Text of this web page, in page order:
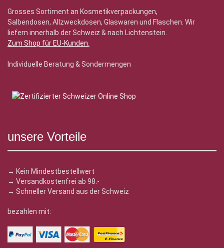
Grosses Sortiment an Kosmetikverpackungen,
Salbendosen, Allzweckdosen, Glaswaren und Flaschen. Wir
liefern innerhalb der Schweiz & nach Lichtenstein.
Zum Shop für EU-Kunden.
Individuelle Beratung & Sondermengen
unsere Vorteile
→ Kein Mindestbestellwert
→ Versandkostenfrei ab 98.-
→ Schneller Versand aus der Schweiz
bezahlen mit: